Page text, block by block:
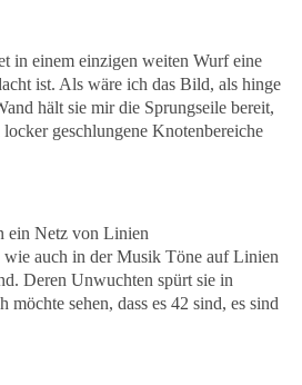
in einem einzigen weiten Wurf eine
ist. Als wäre ich das Bild, als hinge
hält sie mir die Sprungseile bereit,
geschlungene Knotenbereiche
ein Netz von Linien
wie auch in der Musik Töne auf Linien
Deren Unwuchten spürt sie in
möchte sehen, dass es 42 sind, es sind